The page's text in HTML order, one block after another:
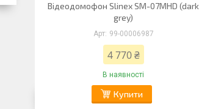
Відеодомофон Slinex SM-07MHD (dark
grey)
99-00006987
4 770 ₴
В наявності
Купити